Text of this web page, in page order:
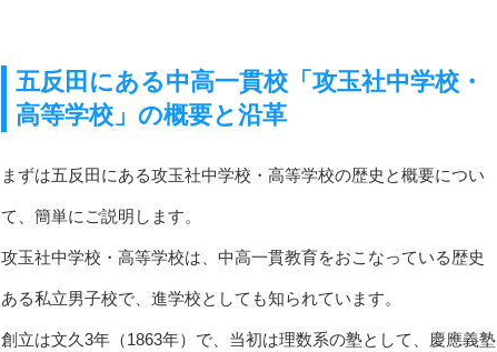
五反田にある中高一貫校「攻玉社中学校・
高等学校」の概要と沿革
まずは五反田にある攻玉社中学校・高等学校の歴史と概要につい
て、簡単にご説明します。
攻玉社中学校・高等学校は、中高一貫教育をおこなっている歴史
ある私立男子校で、進学校としても知られています。
創立は文久3年（1863年）で、当初は理数系の塾として、慶應義塾